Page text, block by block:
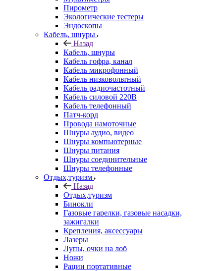
Пирометр
Экологические тестеры
Эндоскопы
Кабель, шнуры
Назад
Кабель, шнуры
Кабель гофра, канал
Кабель микрофонный
Кабель низковольтный
Кабель радиочастотный
Кабель силовой 220В
Кабель телефонный
Патч-корд
Провода намоточные
Шнуры аудио, видео
Шнуры компьютерные
Шнуры питания
Шнуры соединительные
Шнуры телефонные
Отдых,туризм
Назад
Отдых,туризм
Бинокли
Газовые гарелки, газовые насадки,
зажигалки
Крепления, аксессуары
Лазеры
Лупы, очки на лоб
Ножи
Рации портативные